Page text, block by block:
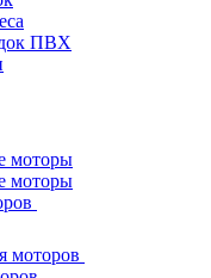
ПВХ
моторы
моторы
моторов